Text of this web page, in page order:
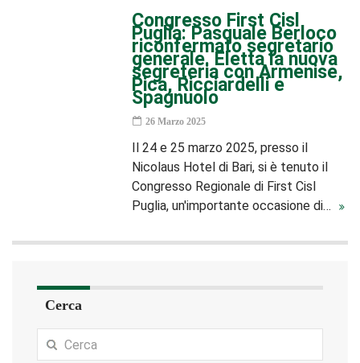
Congresso First Cisl
Puglia: Pasquale Berloco
riconfermato segretario
generale. Eletta la nuova
segreteria con Armenise,
Pica, Ricciardelli e
Spagnuolo
26 Marzo 2025
Il 24 e 25 marzo 2025, presso il
Nicolaus Hotel di Bari, si è tenuto il
Congresso Regionale di First Cisl
Puglia, un'importante occasione di…
Cerca